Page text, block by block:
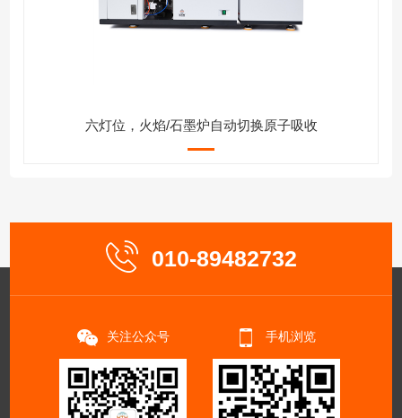
六灯位，火焰/石墨炉自动切换原子吸收
010-89482732
关注公众号 手机浏览